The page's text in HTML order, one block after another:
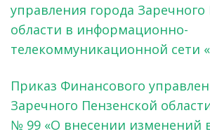
управления города Заречного
области в информационно-
телекоммуникационной сети
Приказ Финансового
Заречного Пензенской
№ 99 «О внесении изменений